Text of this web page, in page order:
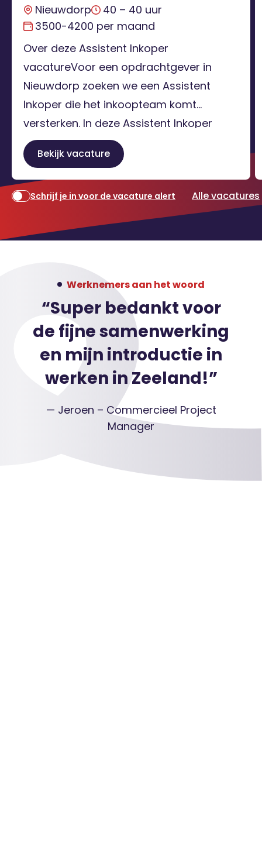
Nieuwdorp
40 – 40 uur
3500-4200 per maand
Over deze Assistent Inkoper
vacatureVoor een opdrachtgever in
Nieuwdorp zoeken we een Assistent
Inkoper die het inkoopteam komt
versterken. In deze Assistent Inkoper
vacature werk je nauw samen met de
Superintendent Purchasing en zorg je
dat materialen en diensten op tijd,
volgens de juiste specificaties en tegen
de beste voorwaarden binnenkomen. Je
bent een belangrijke […]
Bekijk vacature
Schrijf je in voor de vacature alert Alle vacatures
Werknemers aan het woord
“Super bedankt voor
de fijne samenwerking
en mijn introductie in
werken in Zeeland!”
— Jeroen – Commercieel Project
Manager